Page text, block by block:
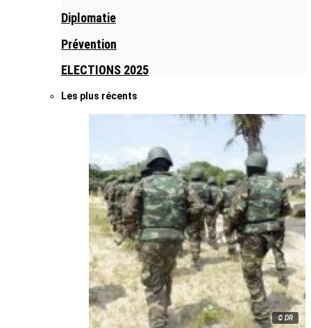
Diplomatie
Prévention
ELECTIONS 2025
Les plus récents
© DR